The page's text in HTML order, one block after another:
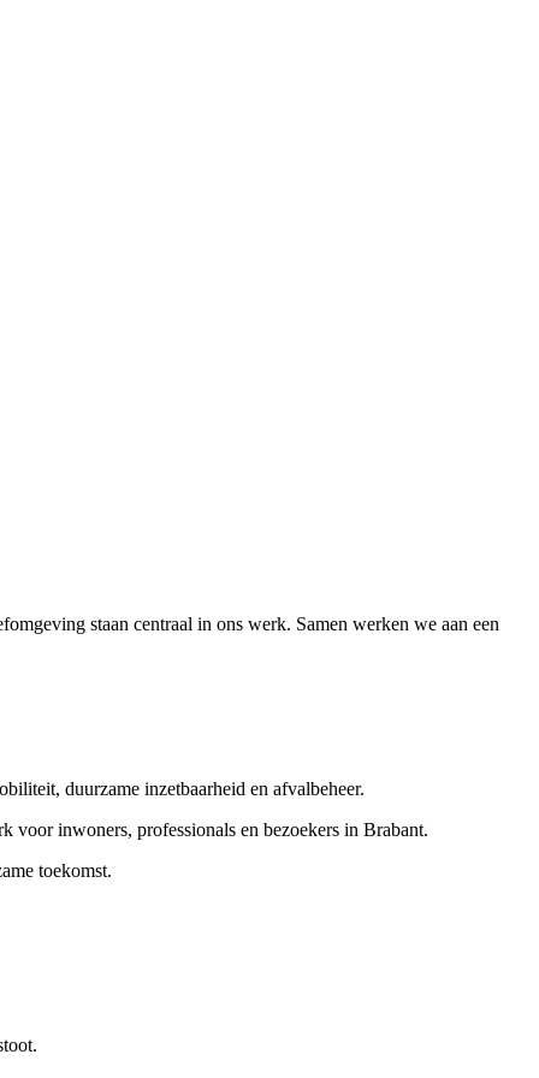
staan centraal in ons werk. Samen werken we aan een
duurzame inzetbaarheid en afvalbeheer.
voor inwoners, professionals en bezoekers in Brabant.
toekomst.